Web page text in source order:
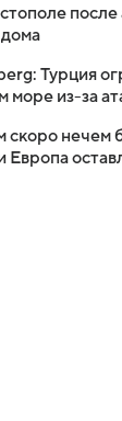
Турция
море из-за
скоро нечем
Европа